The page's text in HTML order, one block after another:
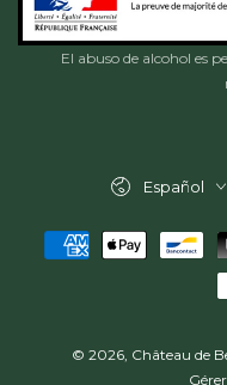
El abuso de alcohol es
© 2026, Château de
Español
Métodos